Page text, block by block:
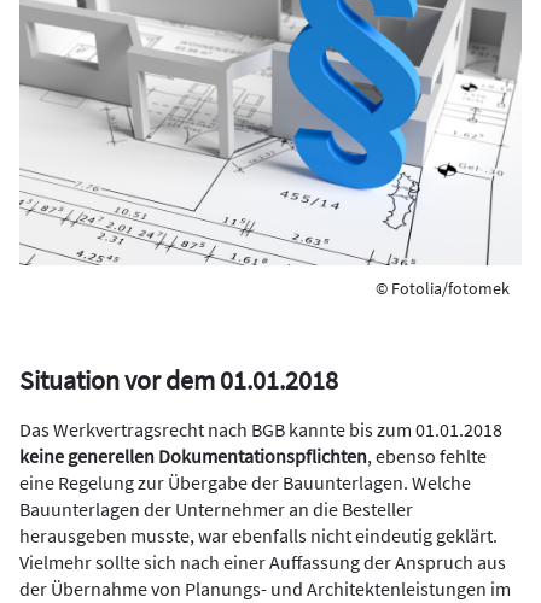
© Fotolia/fotomek
Situation vor dem 01.01.2018
Das Werkvertragsrecht nach BGB kannte bis zum 01.01.2018
keine generellen Dokumentationspflichten, ebenso fehlte
eine Regelung zur Übergabe der Bauunterlagen. Welche
Bauunterlagen der Unternehmer an die Besteller
herausgeben musste, war ebenfalls nicht eindeutig geklärt.
Vielmehr sollte sich nach einer Auffassung der Anspruch aus
der Übernahme von Planungs- und Architektenleistungen im